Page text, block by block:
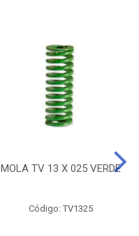
MOLA TV 13 X 025 VERDE
Código: TV1325